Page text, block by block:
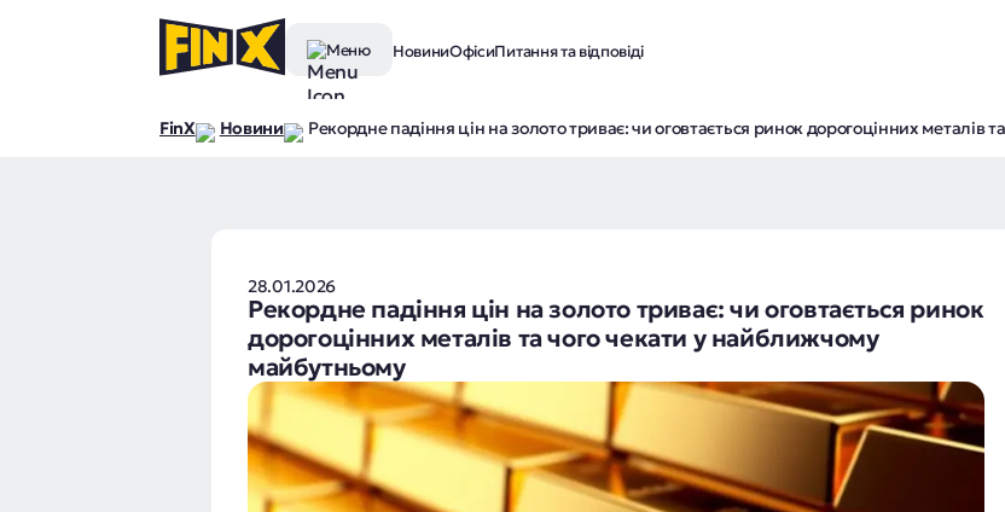
Меню НовиниОфісиПитання та відповіді
FinX Новини Рекордне падіння цін на золото триває: чи оговтається ринок дорогоцінних металів
28.01.2026
Рекордне падіння цін на золото триває: чи оговтається ринок
дорогоцінних металів та чого чекати у найближчому
майбутньому